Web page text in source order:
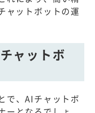
ャットボットの運
ャットボ
で、AIチャットボ